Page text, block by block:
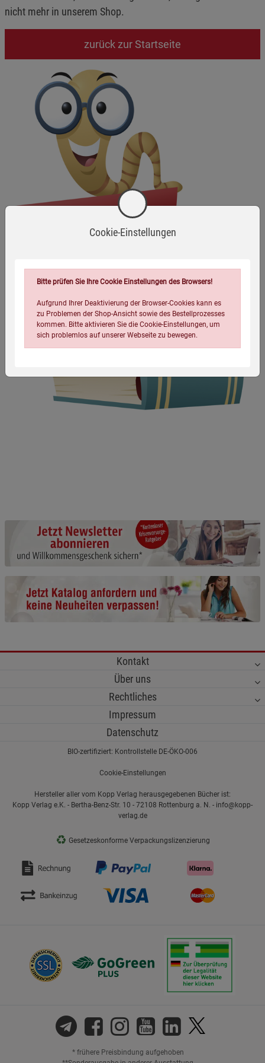
nicht mehr in unserem Shop.
zurück zur Startseite
Kontakt
Über uns
Rechtliches
Impressum
Datenschutz
BIO-zertifiziert: Kontrollstelle DE-ÖKO-006
Cookie-Einstellungen
Hersteller aller vom Kopp Verlag herausgegebenen Bücher ist:
Kopp Verlag e.K. - Bertha-Benz-Str. 10 - 72108 Rottenburg a. N. - info@kopp-
verlag.de
♻ Gesetzeskonforme Verpackungslizenzierung
* frühere Preisbindung aufgehoben
Cookie-Einstellungen
Bitte prüfen Sie Ihre Cookie Einstellungen des Browsers!
Aufgrund Ihrer Deaktivierung der Browser-Cookies kann es
zu Problemen der Shop-Ansicht sowie des Bestellprozesses
kommen. Bitte aktivieren Sie die Cookie-Einstellungen, um
sich problemlos auf unserer Webseite zu bewegen.
Beschreibung Notwendige Cookies
Cookie-Informationenanzeigen
Funktionale Cookies (1) Funktionale
Beschreibung Funktionale Cookies
anzeigen
Statistik Cookies (2) Statistik Cookies
Beschreibung Statistik Cookies
Cookie-Informationen
Marketing Cookies (3)
Datenschutzerklärung Impressum